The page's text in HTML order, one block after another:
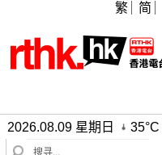
繁 简
2026.08.09 星期日 35°C
S